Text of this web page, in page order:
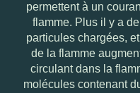
permettent à un
flamme. Plus il y a
particules chargées,
de la flamme
circulant dans la
molécules contenant